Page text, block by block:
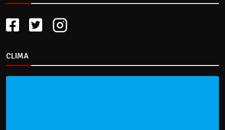
CLIMA